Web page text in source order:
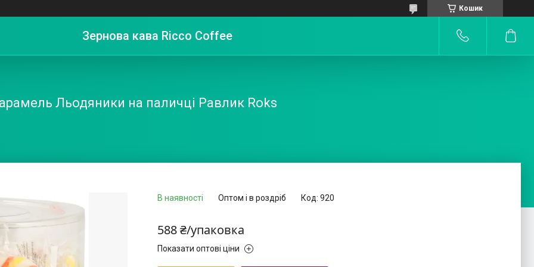
Кошик
Зернова кава Ricco Coffee
Льодяники на паличці Равлик Roks
В наявності Оптом і в роздріб Код: 920
588 ₴/упаковка
Показати оптові ціни